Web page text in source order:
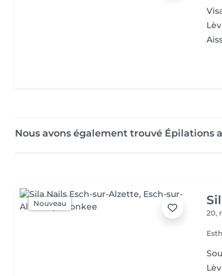
Nous avons également trouvé Épilations
Nouveau
20,